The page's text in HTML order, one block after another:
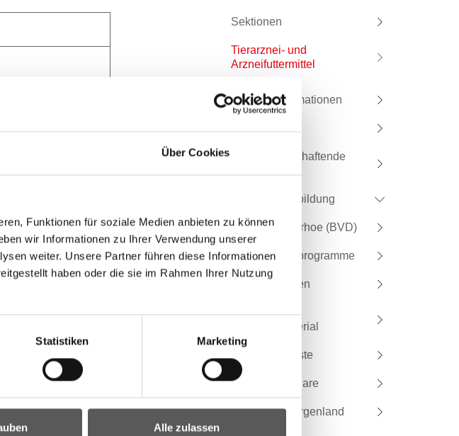
Über Cookies
Funktionen für soziale Medien anbieten zu können
wir Informationen zu Ihrer Verwendung unserer
weiter. Unsere Partner führen diese Informationen
haben oder die sie im Rahmen Ihrer Nutzung
Statistiken Marketing
Alle zulassen
des TGD erlaubt
Die
nicht von anderen
müssen
Sektionen
Tierarznei- und
Arzneifuttermittel
Rechtliche Informationen
Biologisch wirtschaftende
Aus- und Weiterbildung
Bovine Virusdiarrhoe (BVD)
Tiergesundheitsprogramme
Laborkontaktdaten
Broschüren und
Informationsmaterial
Nutztier Notdienste
Filme und Webinare
Amtstierärzte Burgenland